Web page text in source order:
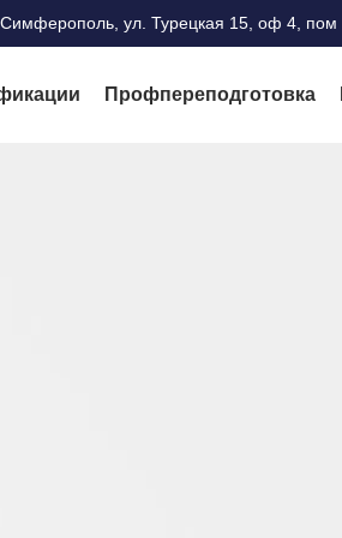
Симферополь, ул. Турецкая 15, оф 4, пом
Профпереподготовка